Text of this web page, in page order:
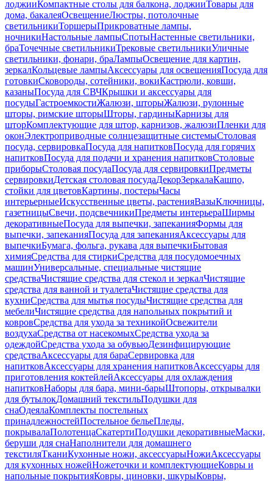
лоджииКомпактные столы для балкона, лоджииТовары для
дома, бакалеяОсвещениеЛюстры, потолочные
светильникиТоршерыПрикроватные лампы,
ночникиНастольные лампыСпотыНастенные светильники,
браТочечные светильникиТрековые светильникиУличные
светильники, фонари, браЛампыОсвещение для картин,
зеркалКольцевые лампыАксессуары для освещенияПосуда для
готовкиСковороды, сотейники, вокиКастрюли, ковши,
казаныПосуда для СВЧКрышки и аксессуары для
посудыГастроемкостиЖалюзи, шторыЖалюзи, рулонные
шторы, римские шторыШторы, гардиныКарнизы для
шторКомплектующие для штор, карнизов, жалюзиПленки для
оконЭлектроприводные солнцезащитные системыСтоловая
посуда, сервировкаПосуда для напитковПосуда для горячих
напитковПосуда для подачи и хранения напитковСтоловые
приборыСтоловая посудаПосуда для сервировкиПредметы
сервировкиДетская столовая посудаДекорЗеркалаКашпо,
стойки для цветовКартины, постерыЧасы
интерьерныеИскусственные цветы, растенияВазыКлючницы,
газетницыСвечи, подсвечникиПредметы интерьераШирмы
декоративныеПосуда для выпечки, запеканияФормы для
выпечки, запеканияПосуда для запеканияАксессуары для
выпечкиБумага, фольга, рукава для выпечкиБытовая
химияСредства для стиркиСредства для посудомоечных
машинУниверсальные, специальные чистящие
средстваЧистящие средства для стекол и зеркалЧистящие
средства для ванной и туалетаЧистящие средства для
кухниСредства для мытья посудыЧистящие средства для
мебелиЧистящие средства для напольных покрытий и
ковровСредства для ухода за техникойОсвежители
воздухаСредства от насекомыхСредства ухода за
одеждойСредства ухода за обувьюДезинфицирующие
средстваАксессуары для бараСервировка для
напитковАксессуары для хранения напитковАксессуары для
приготовления коктейлейАксессуары для охлаждения
напитковНаборы для бара, мини-барыШтопоры, открывалки
для бутылокДомашний текстильПодушки для
снаОдеялаКомплекты постельных
принадлежностейПостельное бельеПледы,
покрывалаПолотенцаСкатертиПодушки декоративныеМаски,
беруши для снаНаполнители для домашнего
текстиляТканиКухонные ножи, аксессуарыНожиАксессуары
для кухонных ножейНожеточки и комплектующиеКовры и
напольные покрытияКовры, циновки, шкурыКовры,